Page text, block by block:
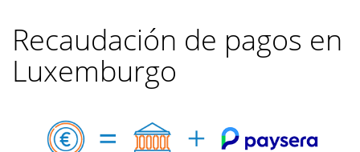
Recaudación de pagos en
Luxemburgo